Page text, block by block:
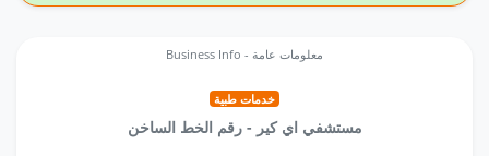
Business Info - معلومات عامة
خدمات طبية
مستشفي اي كير - رقم الخط الساخن